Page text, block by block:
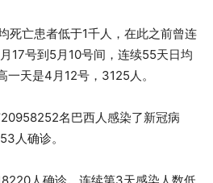
死亡患者低于1千人，在此之前曾连
17号到5月10号间，连续55天日均
天是4月12号，3125人。
名巴西人感染了新冠病
人确诊。